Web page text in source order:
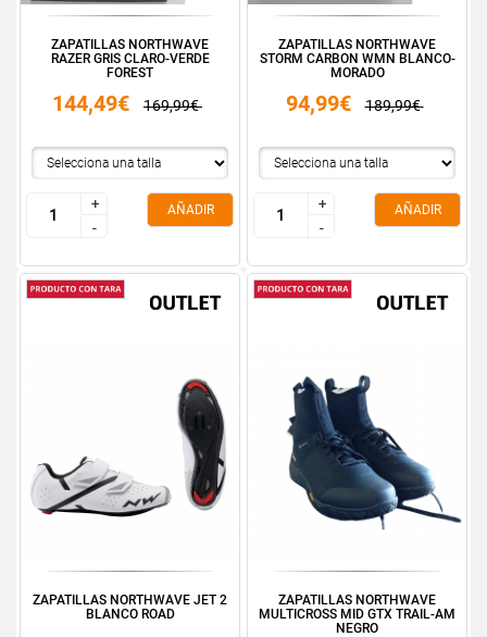
ZAPATILLAS NORTHWAVE
RAZER GRIS CLARO-VERDE
FOREST
144,49€ 169,99€
+
-
+
-
AÑADIR
ZAPATILLAS NORTHWAVE
STORM CARBON WMN BLANCO-
MORADO
94,99€ 189,99€
+
-
+
-
AÑADIR
ZAPATILLAS NORTHWAVE JET 2
BLANCO ROAD
ZAPATILLAS NORTHWAVE
MULTICROSS MID GTX TRAIL-AM
NEGRO